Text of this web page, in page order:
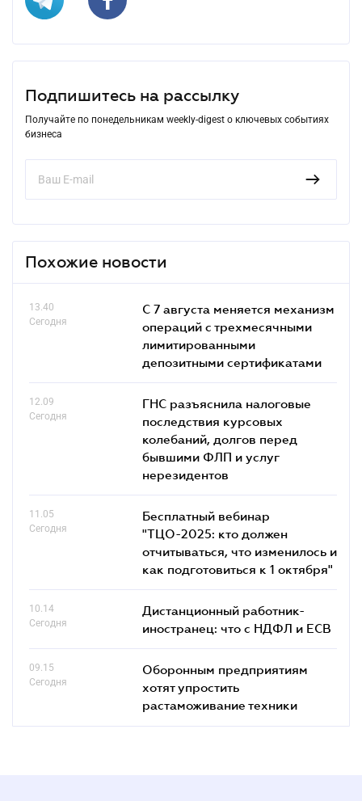
Подпишитесь на рассылку
Получайте по понедельникам weekly-digest о ключевых событиях
бизнеса
Похожие новости
13.40
Сегодня
С 7 августа меняется механизм
операций с трехмесячными
лимитированными
депозитными сертификатами
12.09
Сегодня
ГНС разъяснила налоговые
последствия курсовых
колебаний, долгов перед
бывшими ФЛП и услуг
нерезидентов
11.05
Сегодня
Бесплатный вебинар
"ТЦО-2025: кто должен
отчитываться, что изменилось и
как подготовиться к 1 октября"
10.14
Сегодня
Дистанционный работник-
иностранец: что с НДФЛ и ЕСВ
09.15
Сегодня
Оборонным предприятиям
хотят упростить
растаможивание техники